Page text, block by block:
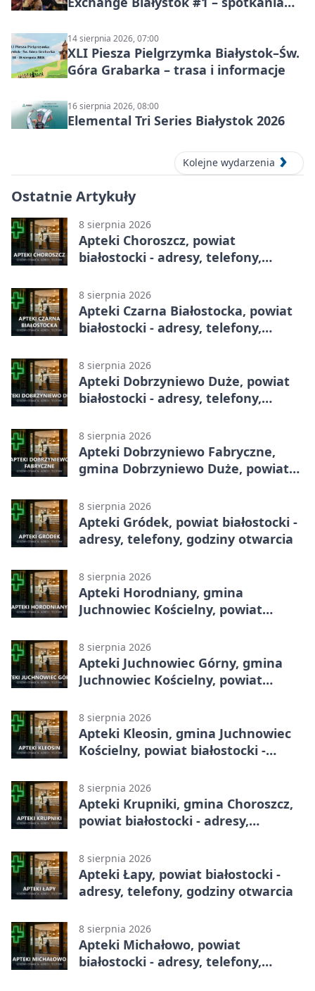
14 sierpnia 2026, 07:00
XLI Piesza Pielgrzymka Białystok–Św.
Góra Grabarka – trasa i informacje
16 sierpnia 2026, 08:00
Elemental Tri Series Białystok 2026
Kolejne wydarzenia
Ostatnie Artykuły
8 sierpnia 2026
Apteki Choroszcz, powiat
białostocki - adresy, telefony,
8 sierpnia 2026
Apteki Czarna Białostocka, powiat
białostocki - adresy, telefony,
8 sierpnia 2026
Apteki Dobrzyniewo Duże, powiat
białostocki - adresy, telefony,
8 sierpnia 2026
Apteki Dobrzyniewo Fabryczne,
gmina Dobrzyniewo Duże, powiat
godziny otwarcia
8 sierpnia 2026
Apteki Gródek, powiat białostocki -
adresy, telefony, godziny otwarcia
8 sierpnia 2026
Apteki Horodniany, gmina
Juchnowiec Kościelny, powiat
godziny otwarcia
8 sierpnia 2026
Apteki Juchnowiec Górny, gmina
Juchnowiec Kościelny, powiat
godziny otwarcia
8 sierpnia 2026
Apteki Kleosin, gmina Juchnowiec
Kościelny, powiat białostocki -
8 sierpnia 2026
Apteki Krupniki, gmina Choroszcz,
powiat białostocki - adresy,
8 sierpnia 2026
Apteki Łapy, powiat białostocki -
adresy, telefony, godziny otwarcia
8 sierpnia 2026
Apteki Michałowo, powiat
białostocki - adresy, telefony,